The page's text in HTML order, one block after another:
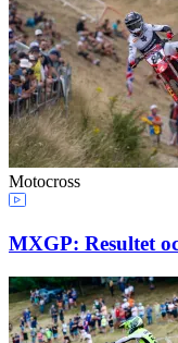
Motocross
MXGP: Resultet